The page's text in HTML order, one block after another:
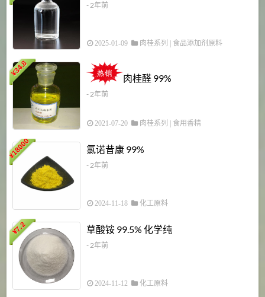
- 2年前
2025-01-09 肉桂系列 食品添加剂原料
¥
34.8
肉桂醛 99%
- 2年前
2021-07-20 肉桂系列 食用香精
¥
18000 氯诺昔康 99%
- 2年前
2024-11-18 化工原料
¥
7.2 草酸铵 99.5% 化学纯
- 2年前
2024-11-12 化工原料